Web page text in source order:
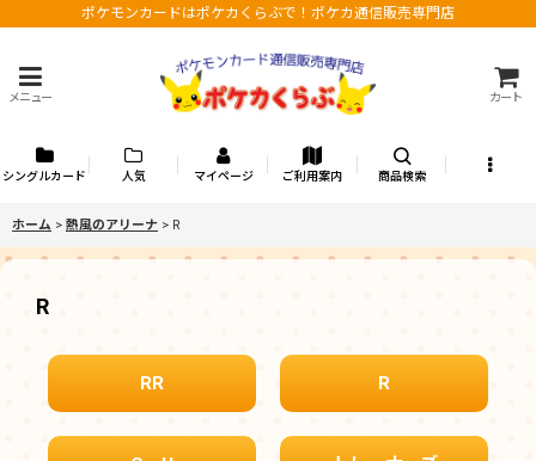
ポケモンカードはポケカくらぶで！ポケカ通信販売専門店
メニュー カート
シングルカード 人気 マイページ ご利用案内 商品検索
ホーム > 熱風のアリーナ > R
R
RR R